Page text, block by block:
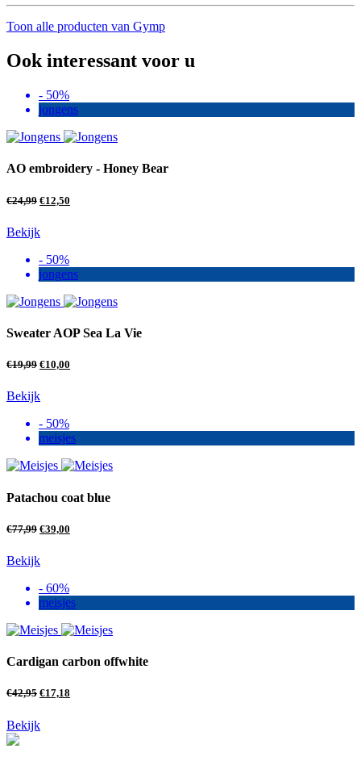
Toon alle producten van Gymp
Ook interessant voor u
- 50%
jongens
AO embroidery - Honey Bear
€24,99 €12,50
Bekijk
- 50%
jongens
Sweater AOP Sea La Vie
€19,99 €10,00
Bekijk
- 50%
meisjes
Patachou coat blue
€77,99 €39,00
Bekijk
- 60%
meisjes
Cardigan carbon offwhite
€42,95 €17,18
Bekijk